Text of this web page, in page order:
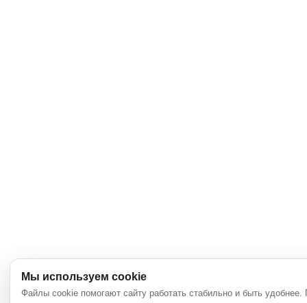
Мы используем cookie
Файлы cookie помогают сайту работать стабильно и быть